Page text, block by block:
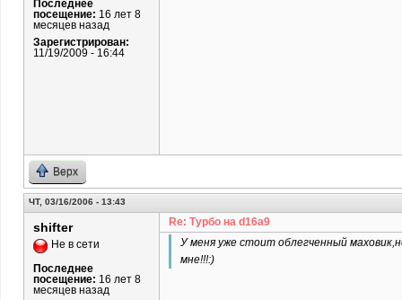
Последнее
посещение: 16 лет 8
месяцев назад
Зарегистрирован:
11/19/2009 - 16:44
Верх
ЧТ, 03/16/2006 - 13:43
shifter
Не в сети
Последнее
посещение: 16 лет 8
месяцев назад
Re: Турбо на d16a9
У меня уже стоит облегченный
мне!!!:)